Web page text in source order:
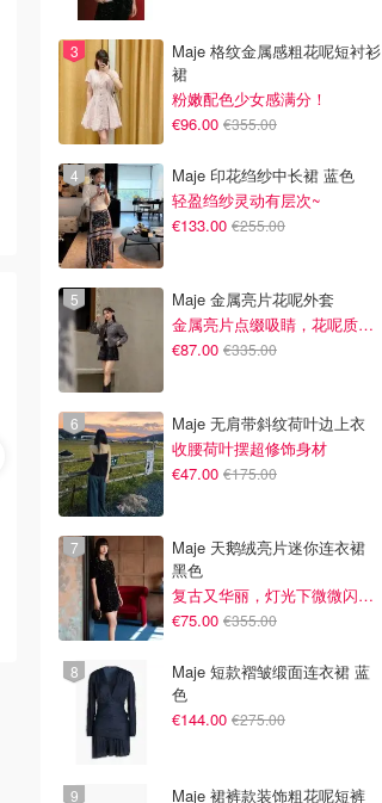
€102.00
红茶紧致塑颜面霜 50ml
去购买
€41.65 €49.00
玫瑰面霜 50ml
Fresh
Maje 格纹金属感粗花呢短衬衫
裙
粉嫩配色少女感满分！
€96.00 €355.00
Maje 印花绉纱中长裙 蓝色
轻盈绉纱灵动有层次~
€133.00 €255.00
Maje 金属亮片花呢外套
金属亮片点缀吸睛，花呢质感高级又显贵
€87.00 €335.00
Maje 无肩带斜纹荷叶边上衣
收腰荷叶摆超修饰身材
€47.00 €175.00
Maje 天鹅绒亮片迷你连衣裙
黑色
复古又华丽，灯光下微微闪光~
€75.00 €355.00
Maje 短款褶皱缎面连衣裙 蓝
色
€144.00 €275.00
Maje 裙裤款装饰粗花呢短裤